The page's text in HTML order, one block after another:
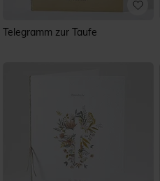
Telegramm zur Taufe